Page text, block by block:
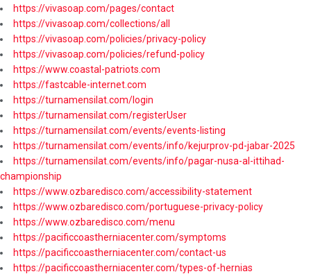
https://vivasoap.com/pages/contact
https://vivasoap.com/collections/all
https://vivasoap.com/policies/privacy-policy
https://vivasoap.com/policies/refund-policy
https://www.coastal-patriots.com
https://fastcable-internet.com
https://turnamensilat.com/login
https://turnamensilat.com/registerUser
https://turnamensilat.com/events/events-listing
https://turnamensilat.com/events/info/kejurprov-pd-jabar-2025
https://turnamensilat.com/events/info/pagar-nusa-al-ittihad-
championship
https://www.ozbaredisco.com/accessibility-statement
https://www.ozbaredisco.com/portuguese-privacy-policy
https://www.ozbaredisco.com/menu
https://pacificcoastherniacenter.com/symptoms
https://pacificcoastherniacenter.com/contact-us
https://pacificcoastherniacenter.com/types-of-hernias